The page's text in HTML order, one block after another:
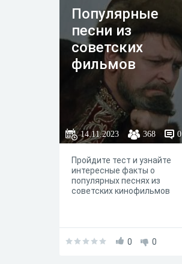
Популярные
песни из
советских
фильмов
14.11.2023 368 0
Пройдите тест и узнайте
интересные факты о
популярных песнях из
советских кинофильмов
0 0